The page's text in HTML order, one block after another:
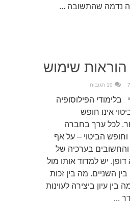
נדמה שהתשובה ...
הוראות שימוש
10 תגובות
הפילוסופיה
אינו חופש
לכל ערך בחברה
הביטוי – על אף
בערכיה של
דופן. יש למדוד אותו מול
השניים. מה בין זכות
בין עיון ביצירה לעוינות
...